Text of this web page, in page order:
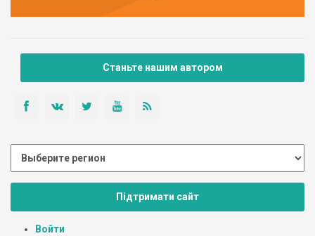
Станьте нашим автором
Підтримати сайт
Войти